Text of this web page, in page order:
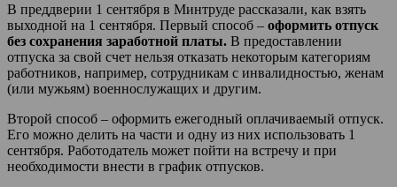
В преддверии 1 сентября в Минтруде рассказали, как взять
выходной на 1 сентября. Первый способ – оформить отпуск
без сохранения заработной платы. В предоставлении
отпуска за свой счет нельзя отказать некоторым категориям
работников, например, сотрудникам с инвалидностью, женам
(или мужьям) военнослужащих и другим.
Второй способ – оформить ежегодный оплачиваемый отпуск.
Его можно делить на части и одну из них использовать 1
сентября. Работодатель может пойти на встречу и при
необходимости внести в график отпусков.